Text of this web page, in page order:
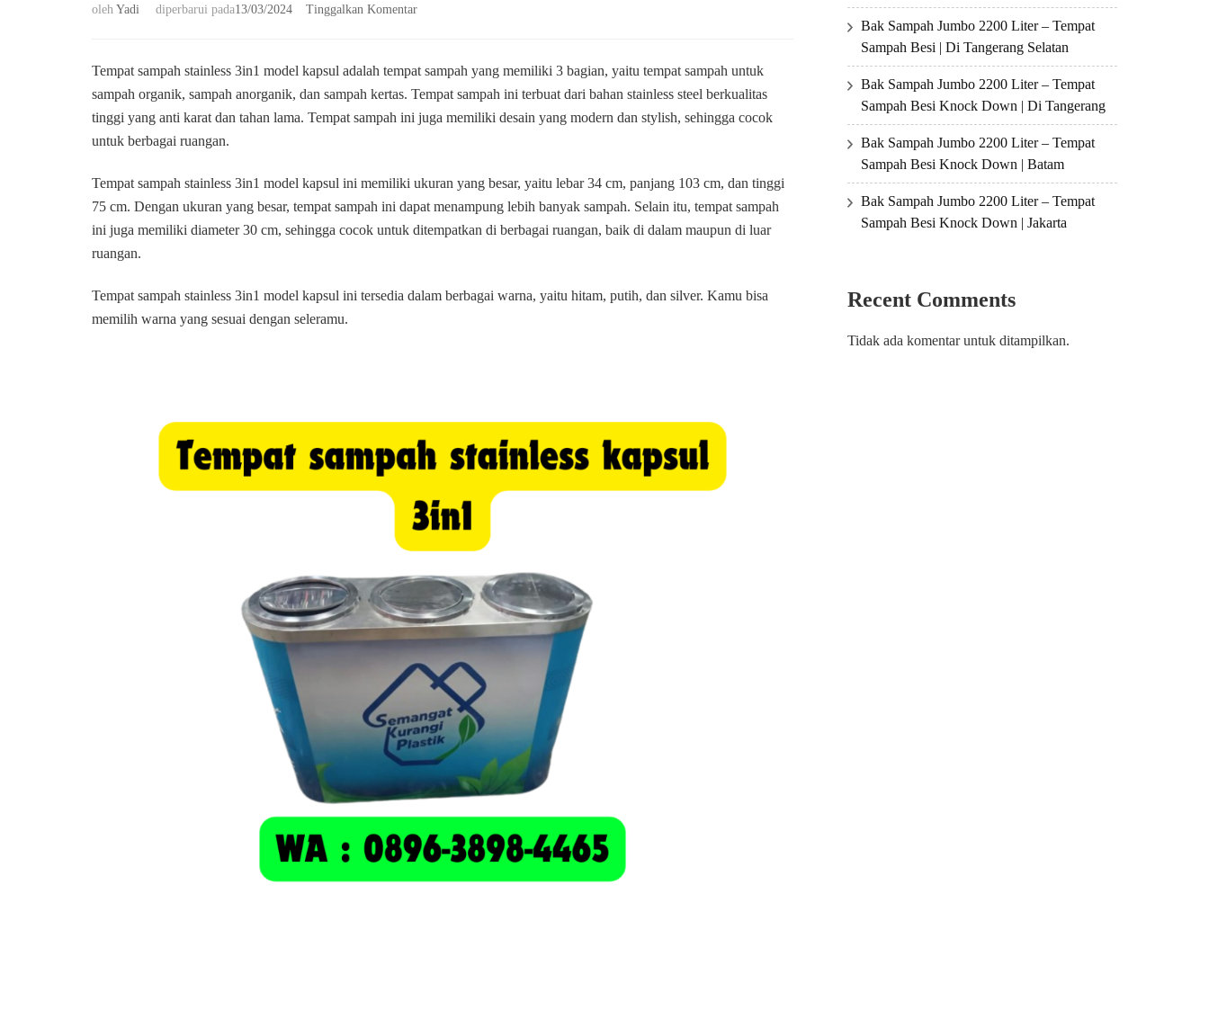
oleh Yadi diperbarui pada13/03/2024 Tinggalkan Komentarpada
Sampah
Di
Cibodas
Tempat sampah stainless 3in1 model kapsul adalah tempat sampah yang memiliki 3 bagian, yaitu tempat sampah untuk
sampah organik, sampah anorganik, dan sampah kertas. Tempat sampah ini terbuat dari bahan stainless steel berkualitas
tinggi yang anti karat dan tahan lama. Tempat sampah ini juga memiliki desain yang modern dan stylish, sehingga cocok
untuk berbagai ruangan.
Tempat sampah stainless 3in1 model kapsul ini memiliki ukuran yang besar, yaitu lebar 34 cm, panjang 103 cm, dan tinggi
75 cm. Dengan ukuran yang besar, tempat sampah ini dapat menampung lebih banyak sampah. Selain itu, tempat sampah
ini juga memiliki diameter 30 cm, sehingga cocok untuk ditempatkan di berbagai ruangan, baik di dalam maupun di luar
ruangan.
Tempat sampah stainless 3in1 model kapsul ini tersedia dalam berbagai warna, yaitu hitam, putih, dan silver. Kamu bisa
memilih warna yang sesuai dengan seleramu.
Bak Sampah Jumbo 2200 Liter – Tempat
Sampah Besi | Di Tangerang Selatan
Bak Sampah Jumbo 2200 Liter – Tempat
Sampah Besi Knock Down | Di Tangerang
Bak Sampah Jumbo 2200 Liter – Tempat
Sampah Besi Knock Down | Batam
Bak Sampah Jumbo 2200 Liter – Tempat
Sampah Besi Knock Down | Jakarta
Recent Comments
Tidak ada komentar untuk ditampilkan.